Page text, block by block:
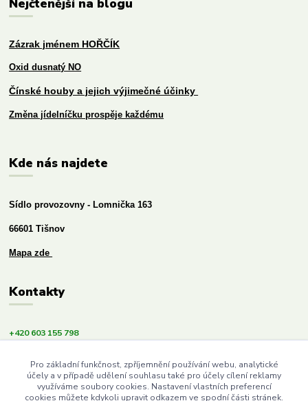
Nejčtenější na blogu
Zázrak jménem HOŘČÍK
Oxid dusnatý NO
Čínské houby a jejich výjimečné účinky
Změna jídelníčku prospěje každému
Kde nás najdete
Sídlo provozovny - Lomnička 163
66601 Tišnov
Mapa zde
Kontakty
+420 603 155 798
info@budemezdravi.cz
Pro základní funkčnost, zpříjemnění používání webu, analytické
účely a v případě udělení souhlasu také pro účely cílení reklamy
využíváme soubory cookies. Nastavení vlastních preferencí
cookies můžete kdykoli upravit odkazem ve spodní části stránek.